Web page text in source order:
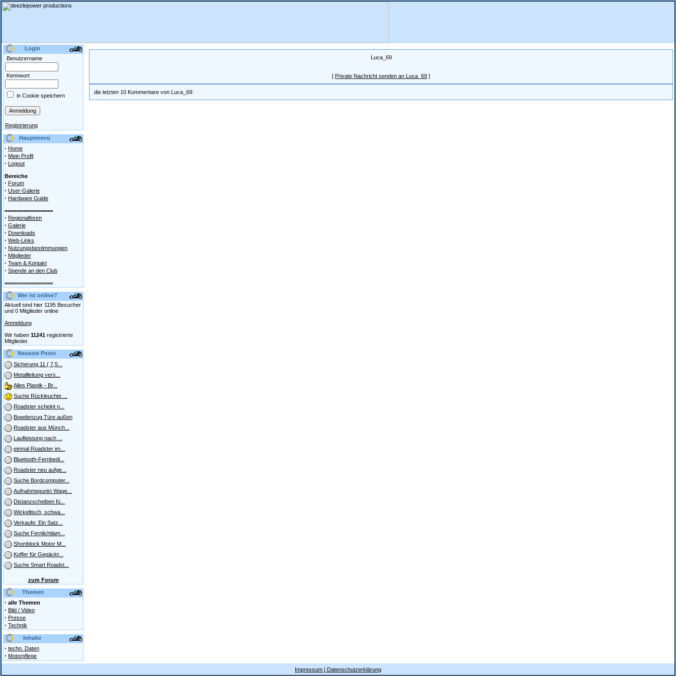
Login
Benutzername
Kennwort
in Cookie speichern
Registrierung
Hauptmenü
· Home
· Mein Profil
· Logout
Bereiche
· Forum
· User-Galerie
· Hardware Guide
================
· Regionalforen
· Galerie
· Downloads
· Web-Links
· Nutzungsbestimmungen
· Mitglieder
· Team & Kontakt
· Spende an den Club
================
Wer ist online?
Aktuell sind hier 1195 Besucher
und 0 Mitglieder online
Anmeldung
Wir haben 11241 registrierte
Mitglieder.
Neueste Posts
Sicherung 11 ( 7,5...
Metallleitung vers...
Alles Plastik - Br...
Suche Rückleuchte ...
Roadster scheint n...
Bowdenzug Türe außen
Roadster aus Münch...
Laufleistung nach ...
einmal Roadster im...
Bluetooth-Fernbedi...
Roadster neu aufge...
Suche Bordcomputer...
Aufnahmepunkt Wage...
Distanzscheiben fü...
Wickeltisch, schwa...
Verkaufe: Ein Satz...
Suche Fernlichtlam...
Shortblock Motor M...
Koffer für Gepäckt...
Suche Smart Roadst...
zum Forum
Themen
· alle Themen
· Bild / Video
· Presse
· Technik
Inhalte
· techn. Daten
· Motorpflege
Luca_69
[ Private Nachricht senden an Luca_69 ]
die letzten 10 Kommentare von Luca_69:
Impressum | Datenschutzerklärung